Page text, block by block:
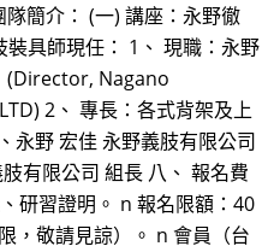
簡介： (一) 講座：永野徹
具師現任： 1、 現職：永野
(Director, Nagano
2、 專長：各式背架及上
永野 宏佳 永野義肢有限公司
有限公司 組長 八、 報名費
研習證明。 n 報名限額：40
，敬請見諒）。 n 會員（台